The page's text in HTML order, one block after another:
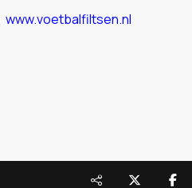
www.voetbalfiltsen.nl